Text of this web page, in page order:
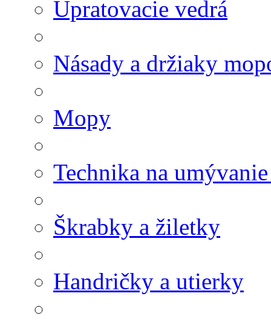
Upratovacie vedrá
Násady a držiaky
Mopy
Technika na
Škrabky a žiletky
Handričky a utierky